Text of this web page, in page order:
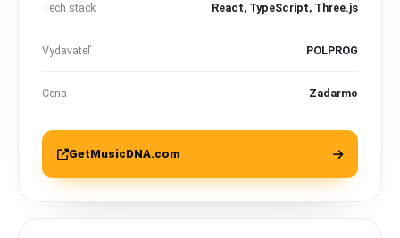
Tech stack React, TypeScript, Three.js
Vydavateľ POLPROG
Cena Zadarmo
GetMusicDNA.com